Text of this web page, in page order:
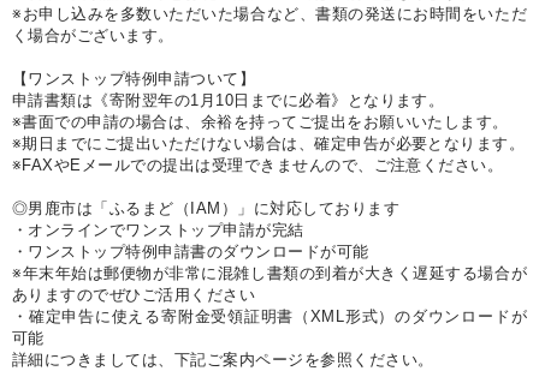
※お申し込みを多数いただいた場合など、書類の発送にお時間をいただ
く場合がございます。
【ワンストップ特例申請ついて】
申請書類は《寄附翌年の1月10日までに必着》となります。
※書面での申請の場合は、余裕を持ってご提出をお願いいたします。
※期日までにご提出いただけない場合は、確定申告が必要となります。
※FAXやEメールでの提出は受理できませんので、ご注意ください。
◎男鹿市は「ふるまど（IAM）」に対応しております
・オンラインでワンストップ申請が完結
・ワンストップ特例申請書のダウンロードが可能
※年末年始は郵便物が非常に混雑し書類の到着が大きく遅延する場合が
ありますのでぜひご活用ください
・確定申告に使える寄附金受領証明書（XML形式）のダウンロードが
可能
詳細につきましては、下記ご案内ページを参照ください。